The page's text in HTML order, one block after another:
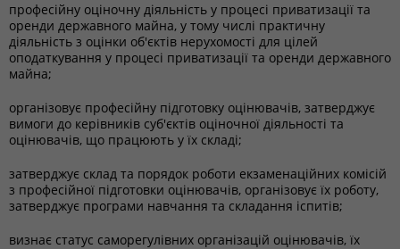
професійну оціночну діяльність у процесі приватизації та
оренди державного майна, у тому числі практичну
діяльність з оцінки об'єктів нерухомості для цілей
оподаткування у процесі приватизації та оренди державного
майна;
організовує професійну підготовку оцінювачів, затверджує
вимоги до керівників суб'єктів оціночної діяльності та
оцінювачів, що працюють у їх складі;
затверджує склад та порядок роботи екзаменаційних комісій
з професійної підготовки оцінювачів, організовує їх роботу,
затверджує програми навчання та складання іспитів;
визнає статус саморегулівних організацій оцінювачів, їх